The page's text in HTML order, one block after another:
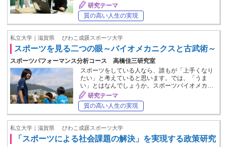
研究テーマ
質の高い人生の実現
私立大学｜滋賀県 びわこ成蹊スポーツ大学
スポーツを見る二つの眼～バイオメカニクスと古武術～
スポーツパフォーマンス分析コース 高橋佳三研究室
スポーツをしている人なら、誰もが「上手くなり
たい」と考えていると思います。では、「うま
い」とはなんでしょうか。スポーツバイオメカ…
研究テーマ
質の高い人生の実現
私立大学｜滋賀県 びわこ成蹊スポーツ大学
「スポーツによる社会課題の解決」を実現する政策研究